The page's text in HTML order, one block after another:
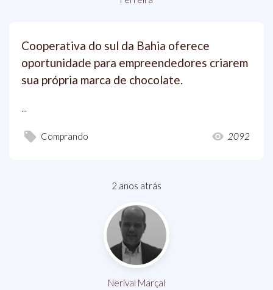
Cooperativa do sul da Bahia oferece
oportunidade para empreendedores criarem
sua própria marca de chocolate.
...
Comprando 2092
2 anos atrás
Nerival Marçal